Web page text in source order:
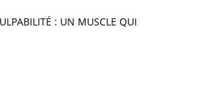
: UN MUSCLE QUI